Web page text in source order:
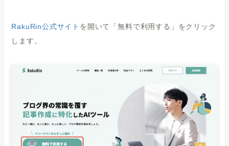
RakuRin公式サイト を開いて「無料で利用する」をクリック
します。